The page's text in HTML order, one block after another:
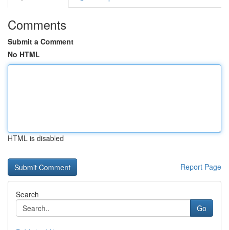
Comments
Submit a Comment
No HTML
HTML is disabled
Report Page
Search
Go